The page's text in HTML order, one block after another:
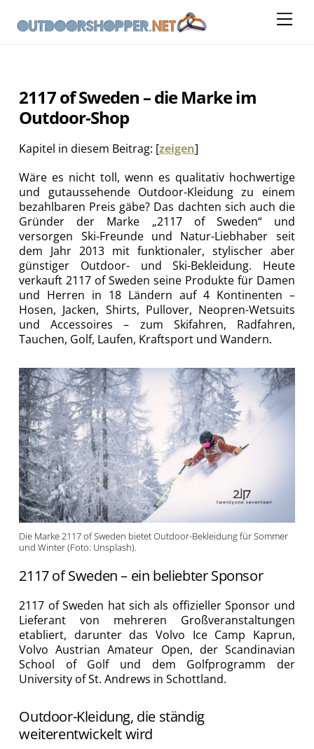
content
2117 of Sweden – die Marke im
Outdoor-Shop
Kapitel in diesem Beitrag: [zeigen]
Wäre es nicht toll, wenn es qualitativ hochwertige
und gutaussehende Outdoor-Kleidung zu einem
bezahlbaren Preis gäbe? Das dachten sich auch die
Gründer der Marke „2117 of Sweden“ und
versorgen Ski-Freunde und Natur-Liebhaber seit
dem Jahr 2013 mit funktionaler, stylischer aber
günstiger Outdoor- und Ski-Bekleidung. Heute
verkauft 2117 of Sweden seine Produkte für Damen
und Herren in 18 Ländern auf 4 Kontinenten –
Hosen, Jacken, Shirts, Pullover, Neopren-Wetsuits
und Accessoires – zum Skifahren, Radfahren,
Tauchen, Golf, Laufen, Kraftsport und Wandern.
Die Marke 2117 of Sweden bietet Outdoor-Bekleidung für Sommer
und Winter (Foto: Unsplash).
2117 of Sweden – ein beliebter Sponsor
2117 of Sweden hat sich als offizieller Sponsor und
Lieferant von mehreren Großveranstaltungen
etabliert, darunter das Volvo Ice Camp Kaprun,
Volvo Austrian Amateur Open, der Scandinavian
School of Golf und dem Golfprogramm der
University of St. Andrews in Schottland.
Outdoor-Kleidung, die ständig
weiterentwickelt wird